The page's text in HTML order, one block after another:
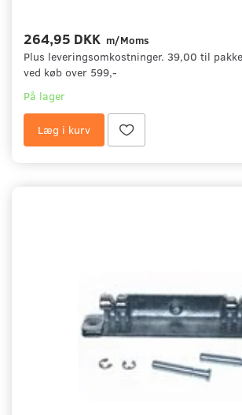
264,95 DKK m/Moms
Plus leveringsomkostninger. 39,00 til
ved køb over 599,-
På lager
Læg i kurv